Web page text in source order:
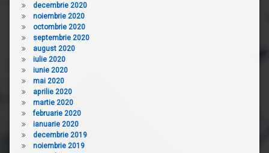
decembrie 2020
noiembrie 2020
octombrie 2020
septembrie 2020
august 2020
iulie 2020
iunie 2020
mai 2020
aprilie 2020
martie 2020
februarie 2020
ianuarie 2020
decembrie 2019
noiembrie 2019